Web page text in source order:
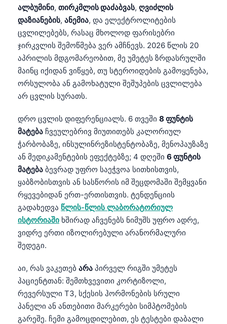
ალბუმინი, თირკმლის დაძაბვას, ღვიძლის
დაზიანების, ანემია, და ელექტროლიტების
ცვლილებებს, რასაც მხოლოდ ფარისებრი
ჯირკვლის შემოწმება ვერ ამჩნევს. 2026 წლის 20
აპრილის მდგომარეობით, მე უმეტეს ზრდასრულში
მაინც იქიდან ვიწყებ, თუ სტეროიდების გამოყენება,
ორსულობა ან გამოხატული შეშუპების ცვლილება
არ ცვლის სურათს.
დრო ცვლის დიფერენციალს. 6 თვეში 8 ფუნტის
მატება ჩვეულებრივ მიუთითებს კალორიულ
ჭარბობაზე, ინსულინრეზისტენტობაზე, მენოპაუზაზე
ან მედიკამენტების ეფექტებზე; 4 დღეში 6 ფუნტის
მატება ბევრად უფრო საეჭვოა სითხისთვის,
ყაბზობისთვის ან სასწორის იმ შეცდომაში შემყვანი
რყევებიდან ერთ-ერთისთვის. ტენდენციის
გადახედვა წლის-წლის ლაბორატორიულ
ისტორიაში ხშირად აჩვენებს ნიმუშს უფრო ადრე,
ვიდრე ერთი იზოლირებული არანორმალური
შედეგი.
აი, რას ვაკეთებ არა პირველ რიგში უმეტეს
პაციენტთან: შემთხვევითი კორტიზოლი,
რევერსული T3, სქესის ჰორმონების სრული
პანელი ან ანთებითი მარკერები სიმპტომების
გარეშე. ჩემი გამოცდილებით, ეს ტესტები დაბალი